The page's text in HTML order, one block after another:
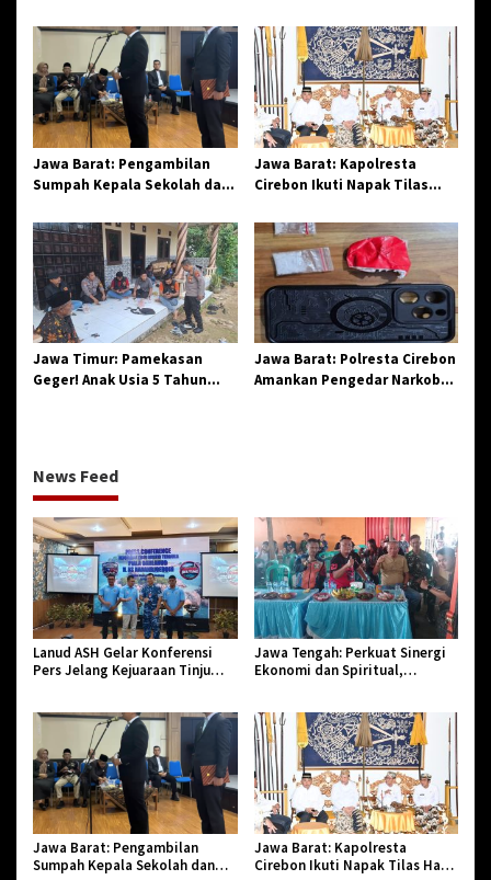
a
B
u
p
a
t
i
2026
Jangkar Gelar Halal Bi Halal
di Losari
Jawa Barat: Pengambilan
Sumpah Kepala Sekolah dan
Penegasan Integritas
Aparatur Pendidikan dan
Birokrasi
Jawa Barat: Kapolresta
Cirebon Ikuti Napak Tilas
Sinergi dan Pelestarian
Sejarah
Jawa Timur: Pamekasan
Geger! Anak Usia 5 Tahun
Jawa Barat: Polresta Cirebon
Amankan Pengedar Narkoba
News Feed
Lanud ASH Gelar Konferensi
Pers Jelang Kejuaraan Tinju
Jawa Tengah: Perkuat Sinergi
Ekonomi dan Spiritual,
Jawa Barat: Pengambilan
Sumpah Kepala Sekolah dan
Jawa Barat: Kapolresta
Cirebon Ikuti Napak Tilas Hari